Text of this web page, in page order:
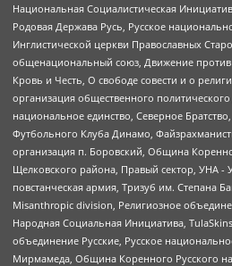
Национальная Социалистическая
Родовая Держава Русь, Русское
Инглистической церкви Православных
общенациональный союз, Движение против
Кровь и Честь, О свободе совести и о
организация общественного
национальное единство, Северное
Футбольного Клуба Динамо,
организация п. Боровский, Община
Щелковского района, Правый сектор, УНА -
повстанческая армия, Тризуб им. Степана
Misanthropic division, Религиозное
Народная Социальная Инициатива,
объединение Русские, Русское
Мирмамеда, Община Коренного Русского